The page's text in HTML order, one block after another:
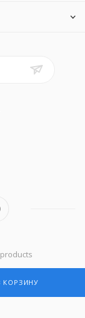
КОРЗИНУ